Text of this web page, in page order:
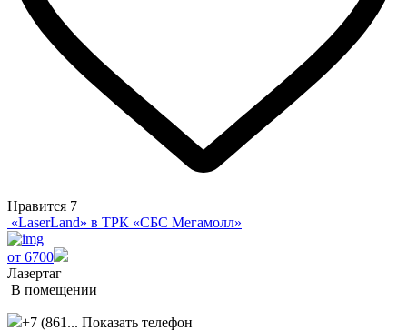
Нравится 7
«LaserLand» в ТРК «СБС Мегамолл»
от 6700
Лазертаг
В помещении
+7 (861... Показать телефон